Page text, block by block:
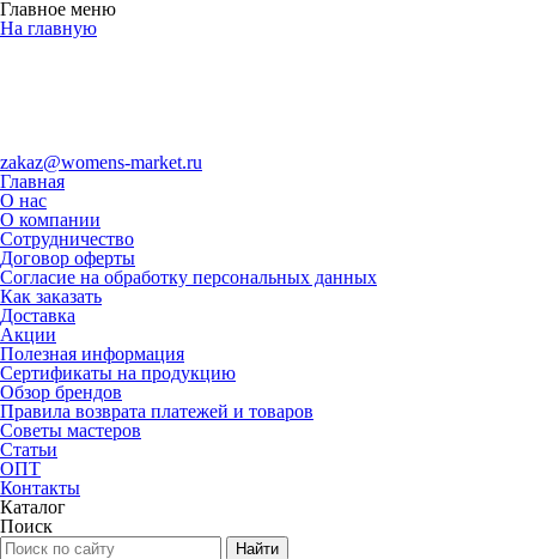
Главное меню
На главную
zakaz@womens-market.ru
Главная
О нас
О компании
Сотрудничество
Договор оферты
Согласие на обработку персональных данных
Как заказать
Доставка
Акции
Полезная информация
Сертификаты на продукцию
Обзор брендов
Правила возврата платежей и товаров
Советы мастеров
Статьи
ОПТ
Контакты
Каталог
Поиск